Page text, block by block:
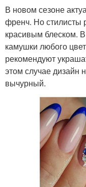
В новом сезоне
френч. Но стилисты
красивым блеском.
камушки любого
рекомендуют
этом случае дизайн
вычурный.